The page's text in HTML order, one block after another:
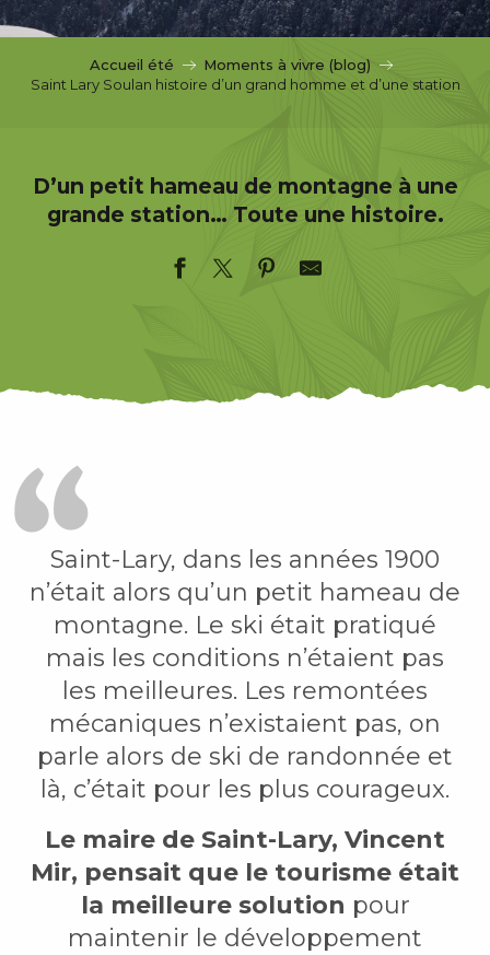
i
Accueil été
Moments à vivre (blog)
Saint Lary Soulan histoire d’un grand homme et d’une station
D’un petit hameau de montagne à une
grande station… Toute une histoire.
Saint-Lary, dans les années 1900
n’était alors qu’un petit hameau de
montagne. Le ski était pratiqué
mais les conditions n’étaient pas
les meilleures. Les remontées
mécaniques n’existaient pas, on
parle alors de ski de randonnée et
là, c’était pour les plus courageux.
Le maire de Saint-Lary, Vincent
Mir, pensait que le tourisme était
la meilleure solution pour
maintenir le développement